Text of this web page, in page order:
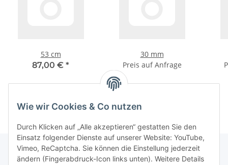
53 cm
87,00 € *
30 mm
Preis auf Anfrage
Wie wir Cookies & Co nutzen
Durch Klicken auf „Alle akzeptieren“ gestatten Sie den
Einsatz folgender Dienste auf unserer Website: YouTube,
Vimeo, ReCaptcha. Sie können die Einstellung jederzeit
ändern (Fingerabdruck-Icon links unten). Weitere Details